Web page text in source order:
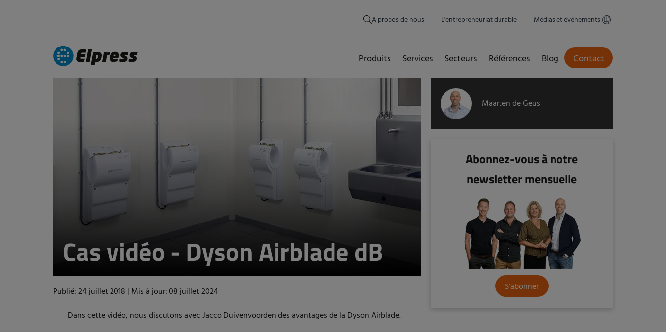
A propos de nous L'entrepreneuriat durable Médias et événements
Produits Services Secteurs Références Blog Contact
Cas vidéo - Dyson Airblade dB
Publié: 24 juillet 2018 | Mis à jour: 08 juillet 2024
Dans cette vidéo, nous discutons avec Jacco Duivenvoorden des avantages de la Dyson Airblade.
Maarten de Geus
Abonnez-vous à notre
newsletter mensuelle
S'abonner